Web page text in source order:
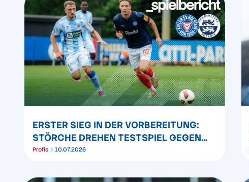
ERSTER SIEG IN DER VORBEREITUNG:
STÖRCHE DREHEN TESTSPIEL GEGEN
SØNDERJYSKE
Profis 10.07.2026